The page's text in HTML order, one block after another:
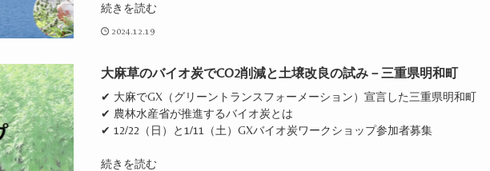
続きを読む
2024.12.19
大麻草のバイオ炭でCO2削減と土壌改良の試み－三重県明和町
✔ 大麻でGX（グリーントランスフォーメーション）宣言した三重県明和町
✔ 農林水産省が推進するバイオ炭とは
✔ 12/22（日）と1/11（土）GXバイオ炭ワークショップ参加者募集
続きを読む